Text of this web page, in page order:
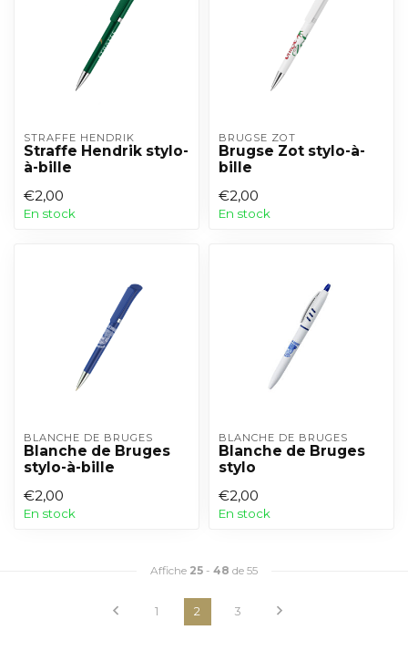
STRAFFE HENDRIK
Straffe Hendrik stylo-
à-bille
€2,00
En stock
BRUGSE ZOT
Brugse Zot stylo-à-
bille
€2,00
En stock
BLANCHE DE BRUGES
Blanche de Bruges
stylo-à-bille
€2,00
En stock
BLANCHE DE BRUGES
Blanche de Bruges
stylo
€2,00
En stock
Affiche 25 - 48 de 55
1 2 3